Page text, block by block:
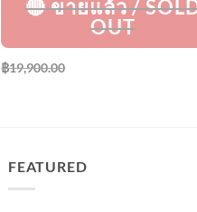
฿19,900.00
FEATURED